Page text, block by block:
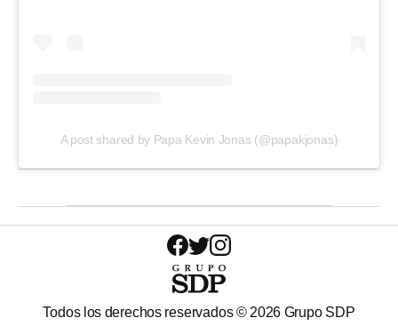
A post shared by Papa Kevin Jonas (@papakjonas)
Todos los derechos reservados ©2026 Grupo SDP